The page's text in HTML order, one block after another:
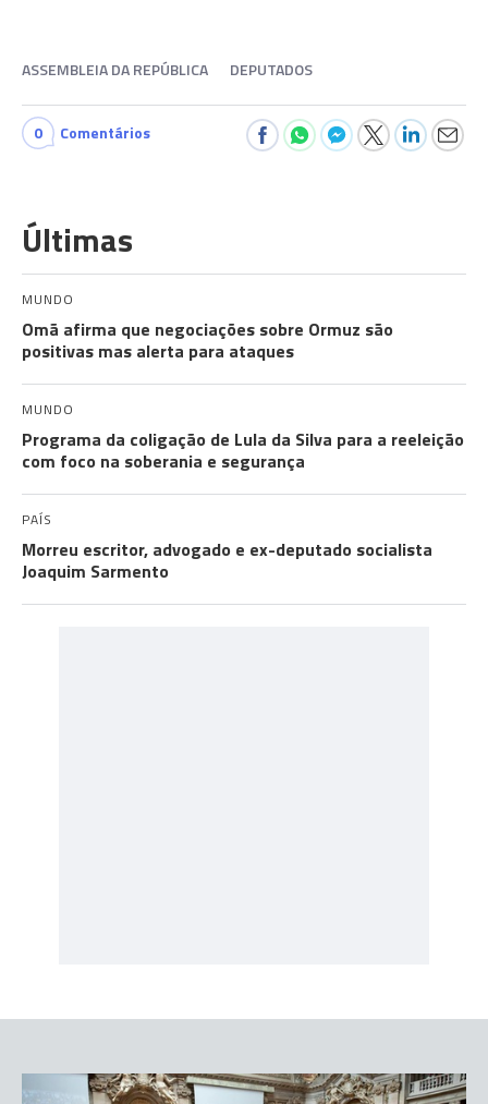
ASSEMBLEIA DA REPÚBLICA DEPUTADOS
0 Comentários
Últimas
MUNDO
Omã afirma que negociações sobre Ormuz são
positivas mas alerta para ataques
MUNDO
Programa da coligação de Lula da Silva para a reeleição
com foco na soberania e segurança
PAÍS
Morreu escritor, advogado e ex-deputado socialista
Joaquim Sarmento